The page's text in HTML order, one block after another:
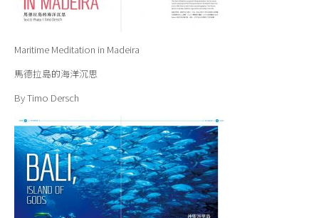
Maritime Meditation in Madeira
馬德拉島的海洋沉思
By Timo Dersch